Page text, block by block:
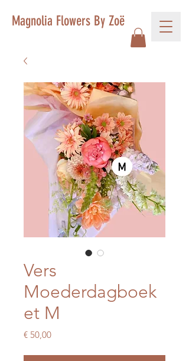
Magnolia Flowers By Zoë
Vers
Moederdagboek
et M
€ 50,00Prijs